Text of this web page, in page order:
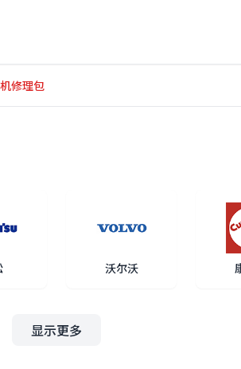
修理包
沃尔沃
显示更多